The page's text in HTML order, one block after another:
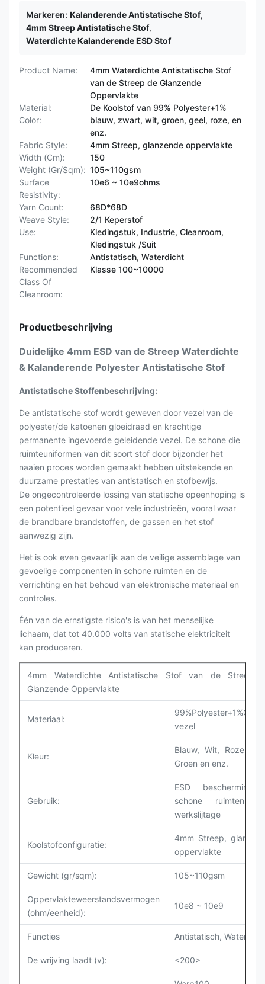
Markeren: Kalanderende Antistatische Stof,
4mm Streep Antistatische Stof,
Waterdichte Kalanderende ESD Stof
Product Name:
4mm Waterdichte Antistatische Stof
van de Streep de Glanzende
Oppervlakte
Material:
De Koolstof van 99% Polyester+1%
Color:
blauw, zwart, wit, groen, geel, roze, en
enz.
Fabric Style:
4mm Streep, glanzende oppervlakte
Width (Cm):
150
Weight (Gr/Sqm): 105~110gsm
Surface
Resistivity:
10e6 ~ 10e9ohms
Yarn Count:
68D*68D
Weave Style:
2/1 Keperstof
Use:
Kledingstuk, Industrie, Cleanroom,
Kledingstuk /Suit
Functions:
Antistatisch, Waterdicht
Recommended
Class Of
Cleanroom:
Klasse 100~10000
Productbeschrijving
Duidelijke 4mm ESD van de Streep Waterdichte
& Kalanderende Polyester Antistatische Stof
Antistatische Stoffenbeschrijving:
De antistatische stof wordt geweven door vezel van de
polyester/de katoenen gloeidraad en krachtige
permanente ingevoerde geleidende vezel. De schone die
ruimteuniformen van dit soort stof door bijzonder het
naaien proces worden gemaakt hebben uitstekende en
duurzame prestaties van antistatisch en stofbewijs.
De ongecontroleerde lossing van statische opeenhoping is
een potentieel gevaar voor vele industrieën, vooral waar
de brandbare brandstoffen, de gassen en het stof
aanwezig zijn.
Het is ook even gevaarlijk aan de veilige assemblage van
gevoelige componenten in schone ruimten en de
verrichting en het behoud van elektronische materiaal en
controles.
Één van de ernstigste risico's is van het menselijke
lichaam, dat tot 40.000 volts van statische elektriciteit
kan produceren.
4mm Waterdichte Antistatische Stof van de Streep
Glanzende Oppervlakte
Materiaal:
vezel
Kleur:
Blauw, Wit, Roze,
Groen en enz.
Gebruik:
ESD bescherming
schone ruimten,
werkslijtage
Koolstofconfiguratie:
4mm Streep,
oppervlakte
Gewicht (gr/sqm): 105~110gsm
Oppervlakteweerstandsvermogen
(ohm/eenheid):
10e8 ~ 10e9
Functies Antistatisch,
De wrijving laadt (v): <200>